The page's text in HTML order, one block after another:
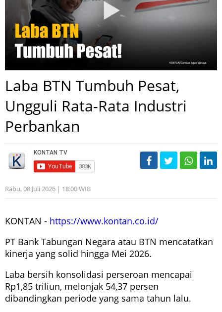
Laba BTN Tumbuh Pesat,
Ungguli Rata-Rata Industri
Perbankan
Rabu, 08 Juli 2026 | 18:00 WIB
KONTAN - https://www.kontan.co.id/
PT Bank Tabungan Negara atau BTN mencatatkan
kinerja yang solid hingga Mei 2026.
Laba bersih konsolidasi perseroan mencapai
Rp1,85 triliun, melonjak 54,37 persen
dibandingkan periode yang sama tahun lalu.